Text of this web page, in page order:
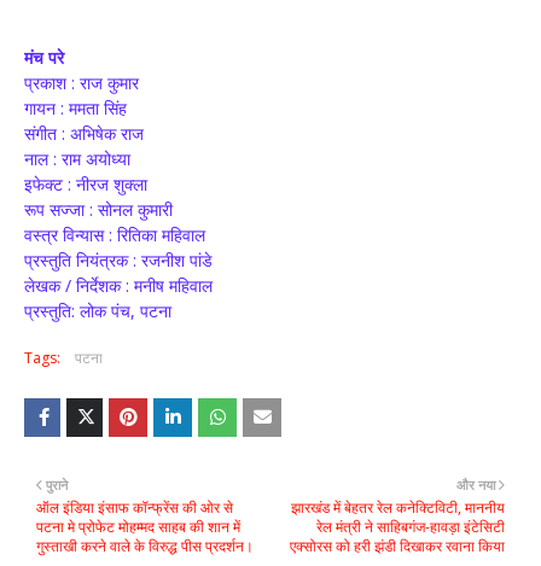
मंच परे
प्रकाश : राज कुमार
गायन : ममता सिंह
संगीत : अभिषेक राज
नाल : राम अयोध्या
इफेक्ट : नीरज शुक्ला
रूप सज्जा : सोनल कुमारी
वस्त्र विन्यास : रितिका महिवाल
प्रस्तुति नियंत्रक : रजनीश पांडे
लेखक / निर्देशक : मनीष महिवाल
प्रस्तुति: लोक पंच, पटना
Tags: पटना
और नया
झारखंड में बेहतर रेल कनेक्टिविटी, माननीय
रेल मंत्री ने साहिबगंज-हावड़ा इंटेसिटी
एक्सोरस को हरी झंडी दिखाकर रवाना किया
पुराने
ऑल इंडिया इंसाफ कॉन्फ्रेंस की ओर से
पटना मे प्रोफेट मोहम्मद साहब की शान में
गुस्ताखी करने वाले के विरुद्ध पीस प्रदर्शन।